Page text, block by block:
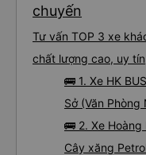
chuyến
Tư vấn TOP 3 xe
chất lượng cao, uy
🚌 1. Xe HK
Sở (Văn Phòng
🚌 2. Xe
Cây xăng